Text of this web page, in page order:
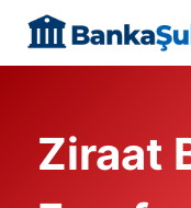
content
Ziraat